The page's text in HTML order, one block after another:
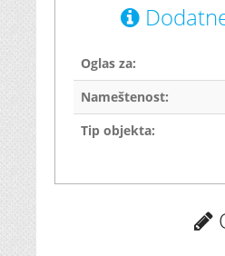
Oglas za:
Nameštenost:
Tip objekta: